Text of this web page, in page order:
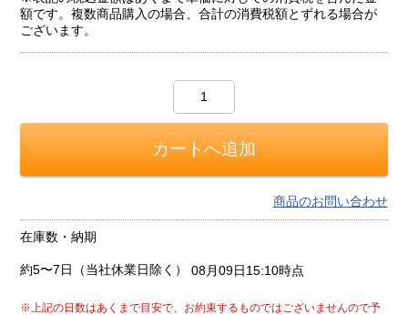
額です。複数商品購入の場合、合計の消費税額とずれる場合が
ございます。
商品のお問い合わせ
在庫数・納期
約5〜7日（当社休業日除く） 08月09日15:10時点
※上記の日数はあくまで目安で、お約束するものではございませんので予